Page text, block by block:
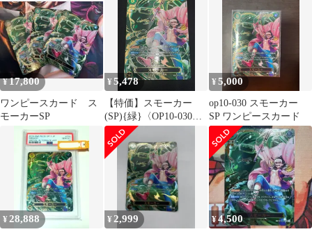
ワンピースカード
¥17,800
ワンピースカード ス
モーカーSP
¥5,478
【特価】スモーカー
(SP){緑}〈OP10-030〉
[ブースターパック受け
継がれる意志] パラレ
ル SP
¥5,000
op10-030 スモーカー
SP ワンピースカード
¥ 28,888 ¥ 2,999 ¥4,500